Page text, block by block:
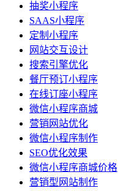
抽奖小程序
SAAS小程序
定制小程序
网站交互设计
搜索引擎优化
餐厅预订小程序
在线订座小程序
微信小程序商城
营销网站优化
微信小程序制作
SEO优化效果
微信小程序商城价格
营销型网站制作